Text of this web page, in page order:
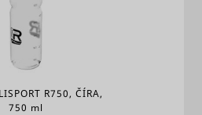
R750, ČÍRA,
750 ml